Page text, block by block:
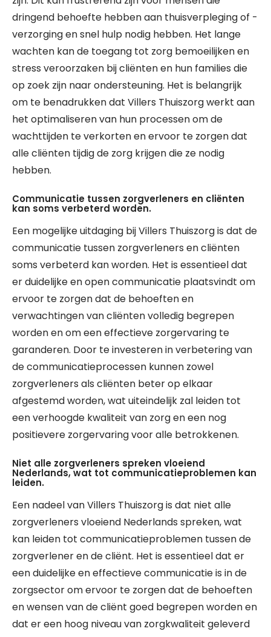
dringend behoefte hebben aan thuisverpleging of -
verzorging en snel hulp nodig hebben. Het lange
wachten kan de toegang tot zorg bemoeilijken en
stress veroorzaken bij cliënten en hun families die
op zoek zijn naar ondersteuning. Het is belangrijk
om te benadrukken dat Villers Thuiszorg werkt aan
het optimaliseren van hun processen om de
wachttijden te verkorten en ervoor te zorgen dat
alle cliënten tijdig de zorg krijgen die ze nodig
hebben.
Communicatie tussen zorgverleners en cliënten
kan soms verbeterd worden.
Een mogelijke uitdaging bij Villers Thuiszorg is dat de
communicatie tussen zorgverleners en cliënten
soms verbeterd kan worden. Het is essentieel dat
er duidelijke en open communicatie plaatsvindt om
ervoor te zorgen dat de behoeften en
verwachtingen van cliënten volledig begrepen
worden en om een effectieve zorgervaring te
garanderen. Door te investeren in verbetering van
de communicatieprocessen kunnen zowel
zorgverleners als cliënten beter op elkaar
afgestemd worden, wat uiteindelijk zal leiden tot
een verhoogde kwaliteit van zorg en een nog
positievere zorgervaring voor alle betrokkenen.
Niet alle zorgverleners spreken vloeiend
Nederlands, wat tot communicatieproblemen kan
leiden.
Een nadeel van Villers Thuiszorg is dat niet alle
zorgverleners vloeiend Nederlands spreken, wat
kan leiden tot communicatieproblemen tussen de
zorgverlener en de cliënt. Het is essentieel dat er
een duidelijke en effectieve communicatie is in de
zorgsector om ervoor te zorgen dat de behoeften
en wensen van de cliënt goed begrepen worden en
dat er een hoog niveau van zorgkwaliteit geleverd